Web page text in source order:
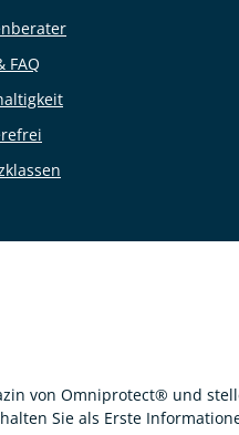
FAQ
von Omniprotect® und
Sie als Erste